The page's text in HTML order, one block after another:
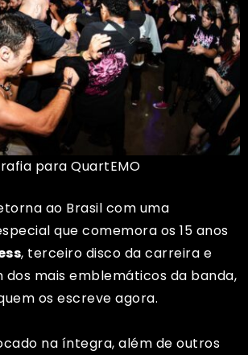
para QuartEMO
ao Brasil com uma
que comemora os 15 anos
, terceiro disco da carreira e
dos mais emblemáticos da banda,
os escreve agora.
na íntegra, além de outros